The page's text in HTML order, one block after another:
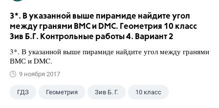
3*. В указанной выше пирамиде найдите угол
между гранями ВМС и DMC. Геометрия 10 класс
Зив Б.Г. Контрольные работы 4. Вариант 2
3*. В указанной выше пирамиде найдите угол между гранями
ВМС и DMC.
9 ноября 2017
ГДЗ Геометрия Зив Б. Г. 10 класс